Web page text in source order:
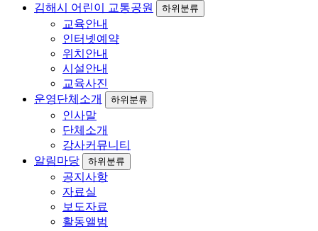
김해시 어린이 교통공원 하위분류
교육안내
인터넷예약
위치안내
시설안내
교육사진
운영단체소개
하위분류
인사말
단체소개
강사커뮤니티
알림마당
하위분류
공지사항
자료실
보도자료
활동앨범